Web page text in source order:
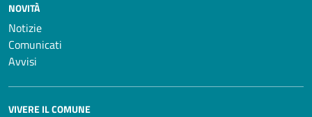
NOVITÀ
Notizie
Comunicati
Avvisi
VIVERE IL COMUNE